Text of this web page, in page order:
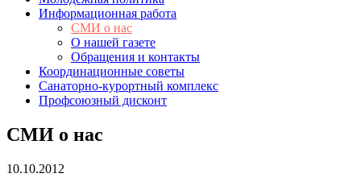
Информационная работа
СМИ о нас
О нашей газете
Обращения и контакты
Координационные советы
Санаторно-курортный комплекс
Профсоюзный дисконт
СМИ о нас
10.10.2012